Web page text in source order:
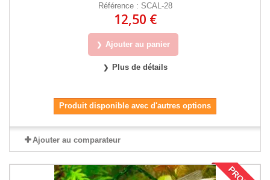
Référence : SCAL-28
12,50 €
Ajouter au panier
Plus de détails
Produit disponible avec d'autres options
Ajouter au comparateur